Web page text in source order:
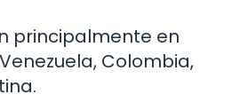
principalmente en
Colombia,